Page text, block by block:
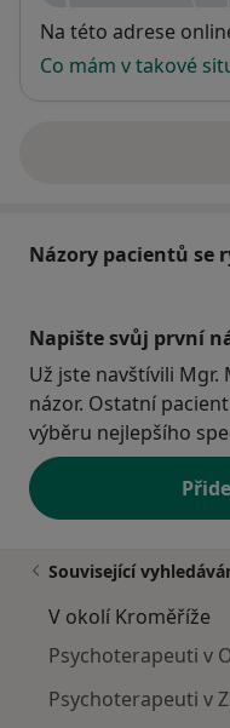
Dostupnost
Na této adrese
Co mám v takové
Názory pacientů se
Napište svůj první
Už jste navštívili Mgr.
názor. Ostatní
výběru nejlepšího
Související
V okolí Kroměříže
Psychoterapeuti v
Psychoterapeuti v